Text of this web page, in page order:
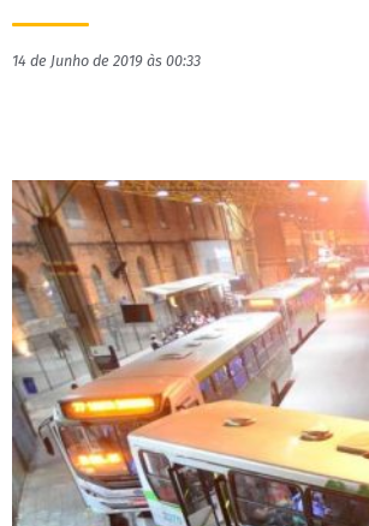
14 de Junho de 2019 às 00:33